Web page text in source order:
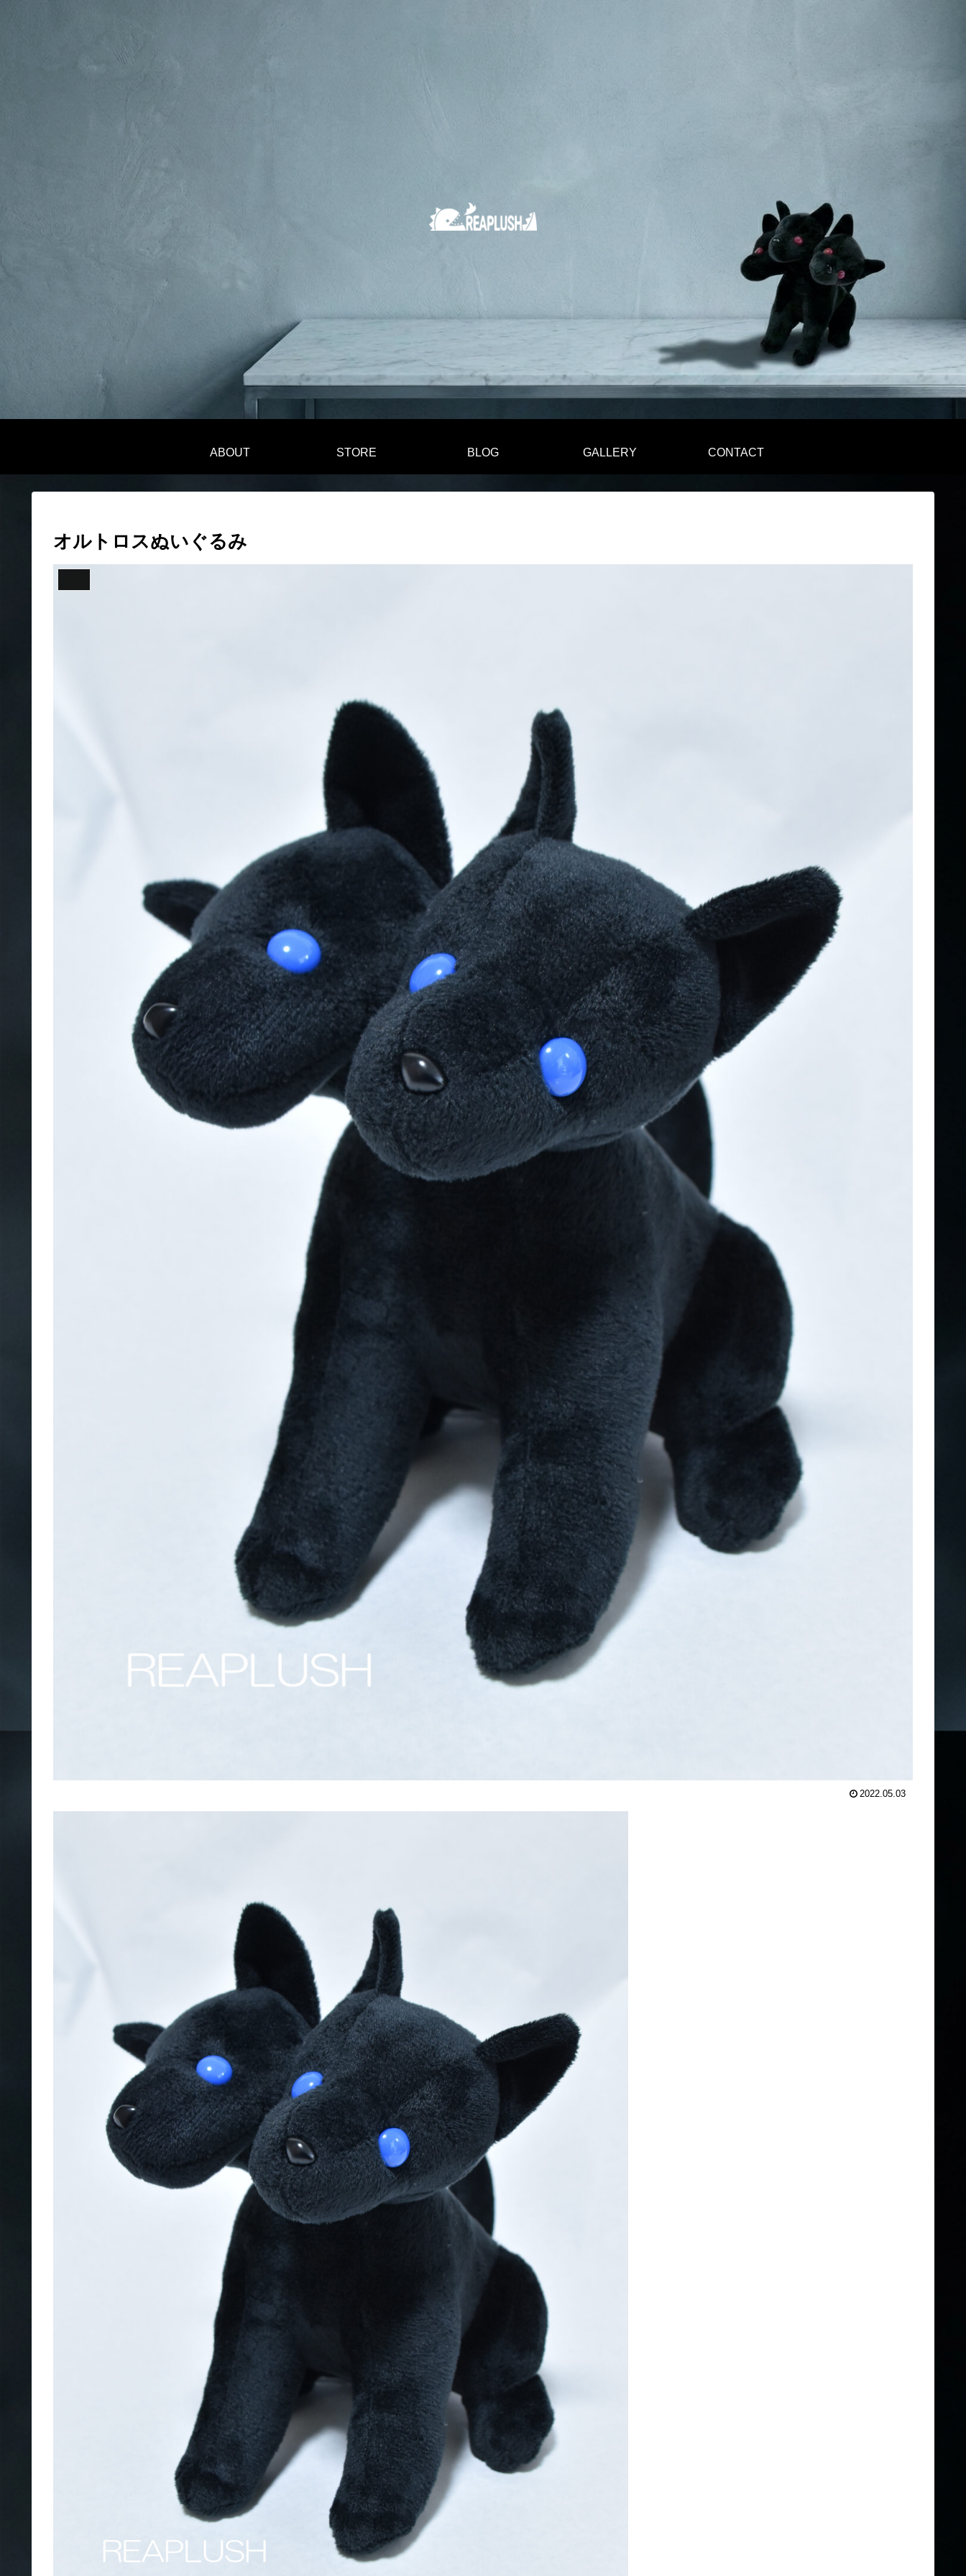
ABOUT STORE BLOG GALLERY CONTACT
オルトロスぬいぐるみ
2022.05.03